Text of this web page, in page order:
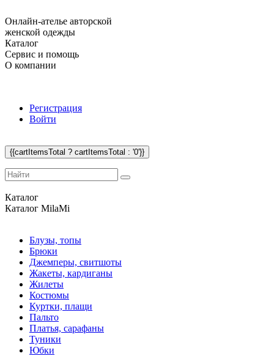
Онлайн-ателье авторской
женской одежды
Каталог
Сервис и помощь
О компании
Регистрация
Войти
{{cartItemsTotal ? cartItemsTotal : '0'}}
Каталог
Каталог MilaMi
Блузы, топы
Брюки
Джемперы, свитшоты
Жакеты, кардиганы
Жилеты
Костюмы
Куртки, плащи
Пальто
Платья, сарафаны
Туники
Юбки